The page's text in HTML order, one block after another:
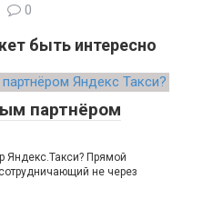
0
быть интересно
партнёром
Яндекс.Такси? Прямой
не через